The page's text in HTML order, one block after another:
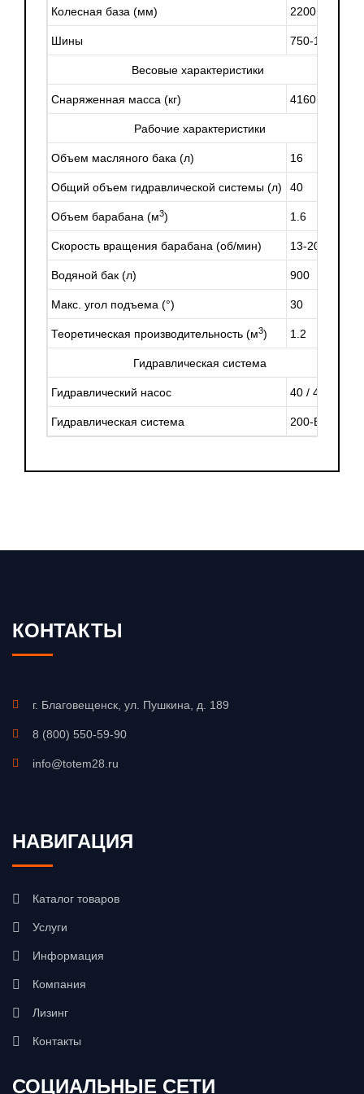
Колесная база (мм) 2200
Шины 750-16
Весовые характеристики
Снаряженная масса (кг) 4160
Рабочие характеристики
Объем масляного бака (л) 16
Общий объем гидравлической системы (л) 40
Объем барабана (м3) 1.6
Скорость вращения барабана (об/мин) 13-20
Водяной бак (л) 900
Макс. угол подъема (°) 30
Теоретическая производительность (м3) 1.2
Гидравлическая система
Гидравлический насос 40 / 40
Гидравлическая система 200-B2
КОНТАКТЫ
г. Благовещенск, ул. Пушкина, д. 189
8 (800) 550-59-90
info@totem28.ru
НАВИГАЦИЯ
Каталог товаров
Услуги
Информация
Компания
Лизинг
Контакты
СОЦИАЛЬНЫЕ СЕТИ